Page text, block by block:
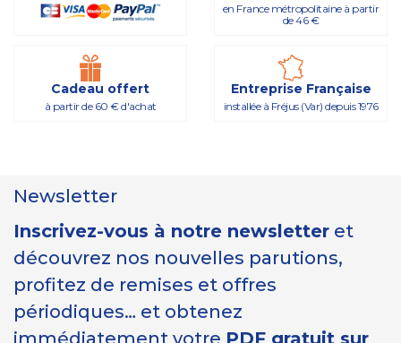
en France métropolitaine à partir
de 46 €
Cadeau offert
à partir de 60 € d'achat
Entreprise Française
installée à Fréjus (Var) depuis 1976
Newsletter
Inscrivez-vous à notre newsletter et
découvrez nos nouvelles parutions,
profitez de remises et offres
périodiques… et obtenez
immédiatement votre PDF gratuit sur